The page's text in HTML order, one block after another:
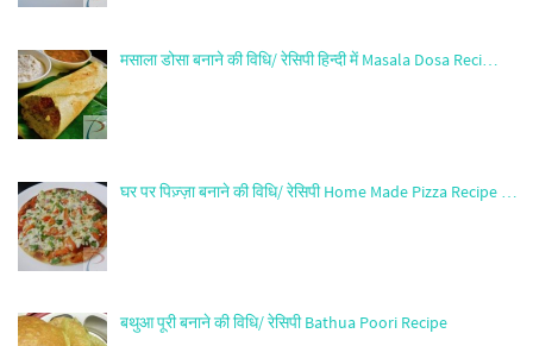
मसाला डोसा बनाने की विधि/ रेसिपी हिन्दी में Masala Dosa Reci…
घर पर पिज़्ज़ा बनाने की विधि/ रेसिपी Home Made Pizza Recipe …
बथुआ पूरी बनाने की विधि/ रेसिपी Bathua Poori Recipe